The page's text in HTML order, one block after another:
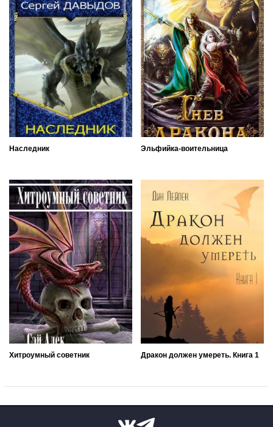
Наследник Эльфийка-воительница
Хитроумный советник Дракон должен умереть. Книга 1